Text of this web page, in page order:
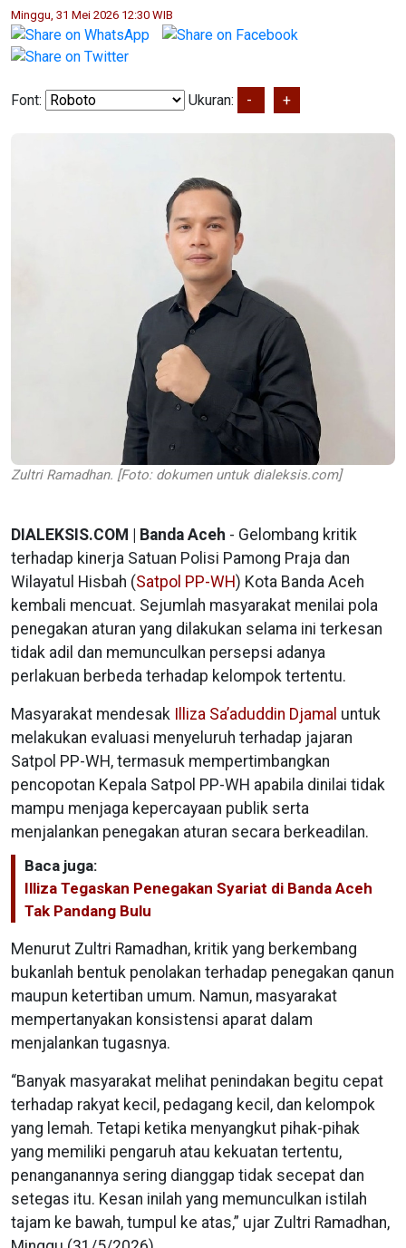
Minggu, 31 Mei 2026 12:30 WIB
Font: Ukuran: - +
Zultri Ramadhan. [Foto: dokumen untuk dialeksis.com]
DIALEKSIS.COM | Banda Aceh - Gelombang kritik
terhadap kinerja Satuan Polisi Pamong Praja dan
Wilayatul Hisbah (Satpol PP-WH ) Kota Banda Aceh
kembali mencuat. Sejumlah masyarakat menilai pola
penegakan aturan yang dilakukan selama ini terkesan
tidak adil dan memunculkan persepsi adanya
perlakuan berbeda terhadap kelompok tertentu.
Masyarakat mendesak Illiza Sa’aduddin Djamal untuk
melakukan evaluasi menyeluruh terhadap jajaran
Satpol PP-WH, termasuk mempertimbangkan
pencopotan Kepala Satpol PP-WH apabila dinilai tidak
mampu menjaga kepercayaan publik serta
menjalankan penegakan aturan secara berkeadilan.
Baca juga:
Illiza Tegaskan Penegakan Syariat di Banda Aceh
Tak Pandang Bulu
Menurut Zultri Ramadhan, kritik yang berkembang
bukanlah bentuk penolakan terhadap penegakan qanun
maupun ketertiban umum. Namun, masyarakat
mempertanyakan konsistensi aparat dalam
menjalankan tugasnya.
“Banyak masyarakat melihat penindakan begitu cepat
terhadap rakyat kecil, pedagang kecil, dan kelompok
yang lemah. Tetapi ketika menyangkut pihak-pihak
yang memiliki pengaruh atau kekuatan tertentu,
penanganannya sering dianggap tidak secepat dan
setegas itu. Kesan inilah yang memunculkan istilah
tajam ke bawah, tumpul ke atas,” ujar Zultri Ramadhan,